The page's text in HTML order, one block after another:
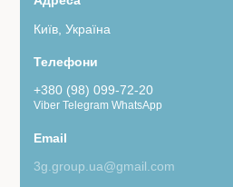
Київ, Україна
+380 (98) 099-72-20
Viber Telegram WhatsApp
3g.group.ua@gmail.com